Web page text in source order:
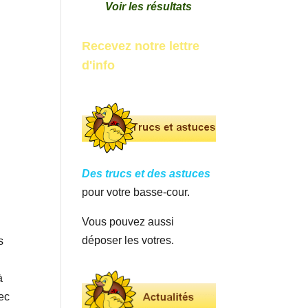
Voir les résultats
Recevez notre lettre
d'info
Des trucs et des astuces
pour votre basse-cour.
Vous pouvez aussi
déposer les votres.